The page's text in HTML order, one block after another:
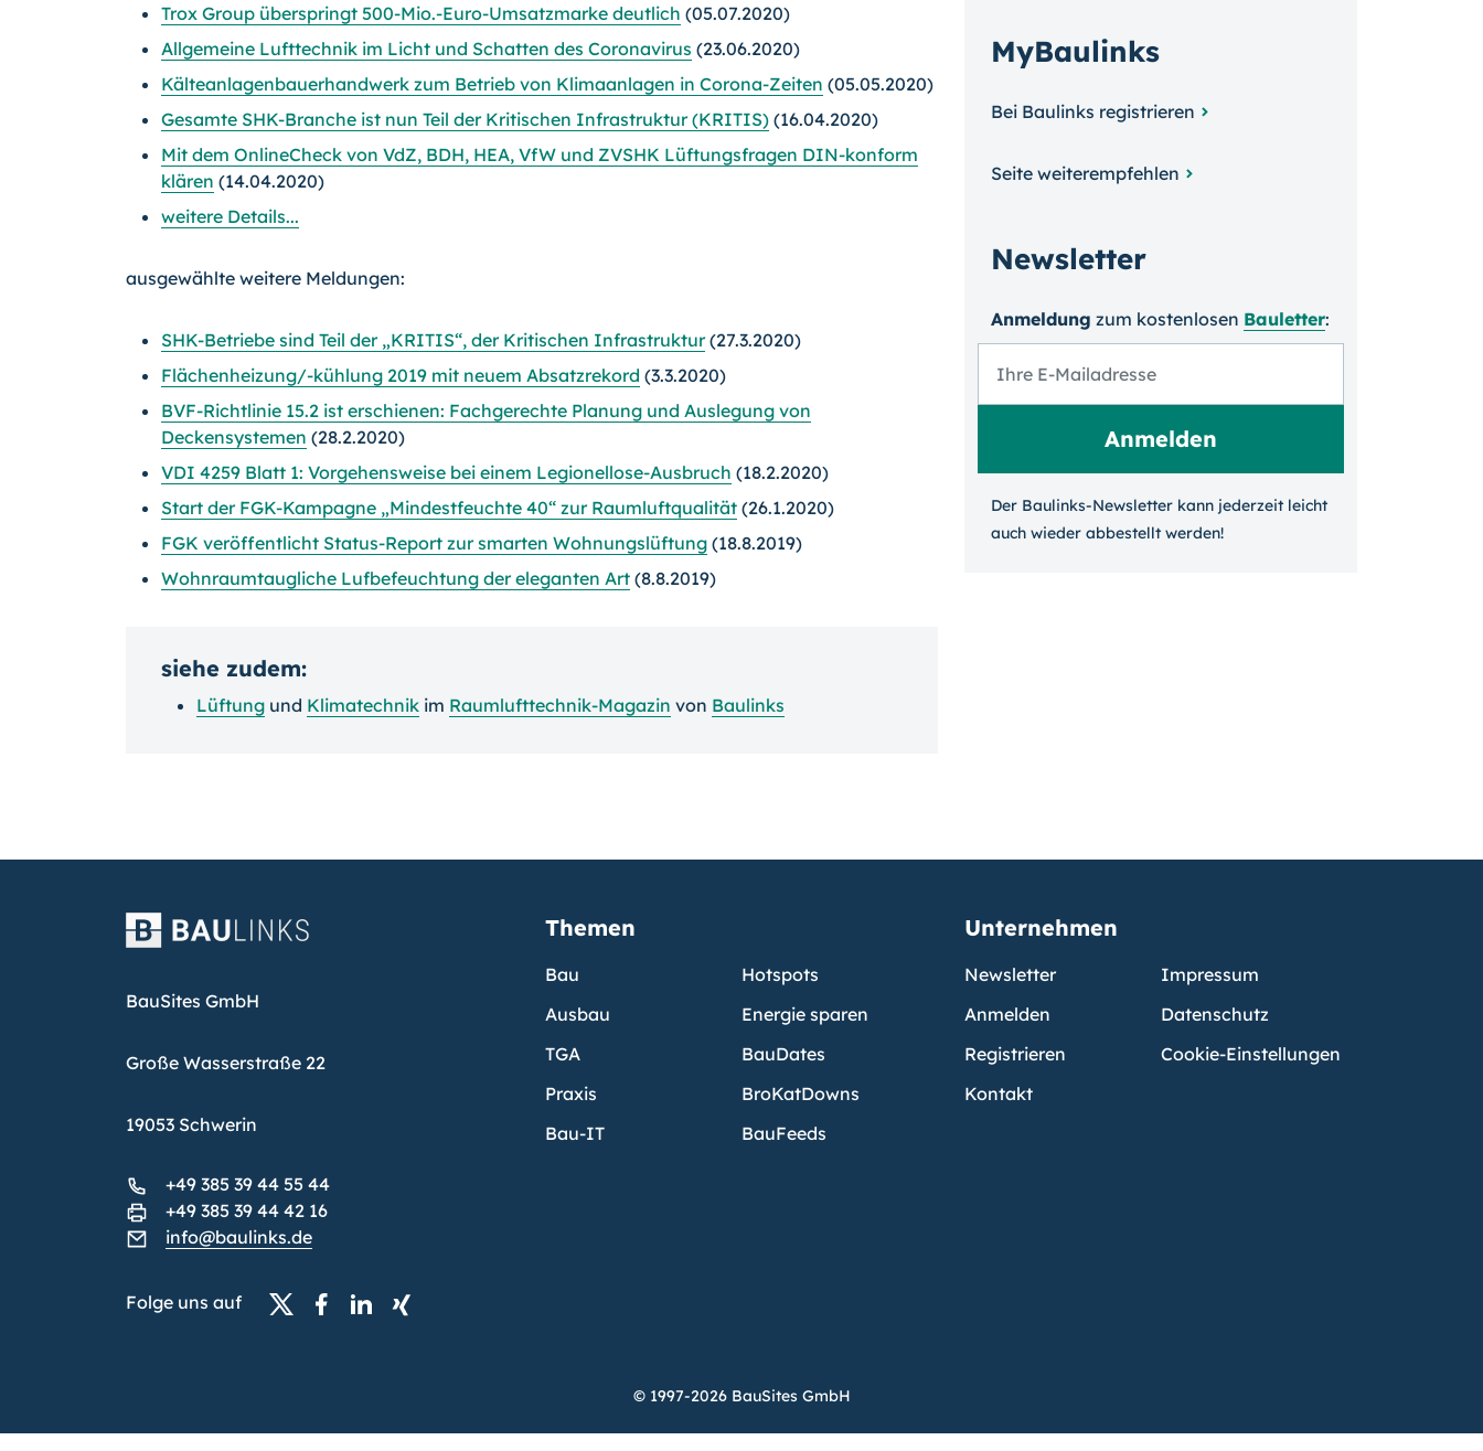
Trox Group überspringt 500-Mio.-Euro-Umsatzmarke deutlich (05.07.2020)
Allgemeine Lufttechnik im Licht und Schatten des Coronavirus (23.06.2020)
Kälteanlagenbauerhandwerk zum Betrieb von Klimaanlagen in Corona-Zeiten (05.05.2020)
Gesamte SHK-Branche ist nun Teil der Kritischen Infrastruktur (KRITIS) (16.04.2020)
Mit dem OnlineCheck von VdZ, BDH, HEA, VfW und ZVSHK Lüftungsfragen DIN-konform
klären (14.04.2020)
weitere Details...
ausgewählte weitere Meldungen:
SHK-Betriebe sind Teil der „KRITIS“, der Kritischen Infrastruktur(27.3.2020)
Flächenheizung/-kühlung 2019 mit neuem Absatzrekord (3.3.2020)
BVF-Richtlinie 15.2 ist erschienen: Fachgerechte Planung und Auslegung von
Deckensystemen (28.2.2020)
VDI 4259 Blatt 1: Vorgehensweise bei einem Legionellose-Ausbruch (18.2.2020)
Start der FGK-Kampagne „Mindestfeuchte 40“ zur Raumluftqualität (26.1.2020)
FGK veröffentlicht Status-Report zur smarten Wohnungslüftung (18.8.2019)
Wohnraumtaugliche Lufbefeuchtung der eleganten Art (8.8.2019)
siehe zudem:
Lüftung und Klimatechnik im Raumlufttechnik-Magazin von Baulinks
MyBaulinks
Bei Baulinks registrieren
Seite weiterempfehlen
Newsletter
Anmeldung zum kosten­losen Bauletter:
Der Baulinks-Newsletter kann jeder­zeit leicht
auch wieder ab­bestellt werden!
BauSites GmbH
Große Wasserstraße 22
19053 Schwerin
+49 385 39 44 55 44
+49 385 39 44 42 16
info@baulinks.de
Folge uns auf
Themen
Bau
Ausbau
TGA
Praxis
Bau-IT
Hotspots
Energie sparen
BauDates
BroKatDowns
BauFeeds
Unternehmen
Newsletter
Anmelden
Registrieren
Kontakt
Impressum
Datenschutz
Cookie-Einstellungen
© 1997-2026 BauSites GmbH